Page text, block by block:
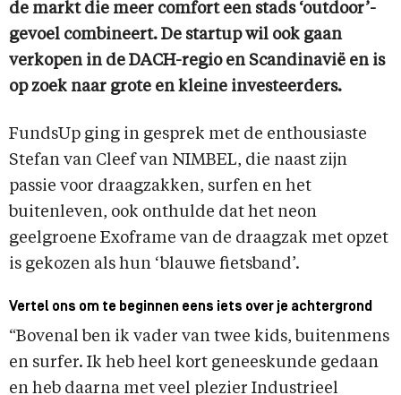
de markt die meer comfort een stads ‘outdoor’-
gevoel combineert. De startup wil ook gaan
verkopen in de DACH-regio en Scandinavië en is
op zoek naar grote en kleine investeerders.
FundsUp ging in gesprek met de enthousiaste
Stefan van Cleef van NIMBEL, die naast zijn
passie voor draagzakken, surfen en het
buitenleven, ook onthulde dat het neon
geelgroene Exoframe van de draagzak met opzet
is gekozen als hun ‘blauwe fietsband’.
Vertel ons om te beginnen eens iets over je achtergrond
“Bovenal ben ik vader van twee kids, buitenmens
en surfer. Ik heb heel kort geneeskunde gedaan
en heb daarna met veel plezier Industrieel